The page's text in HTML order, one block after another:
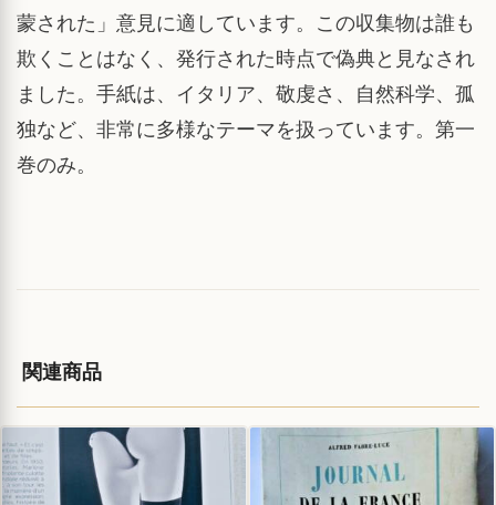
蒙された」意見に適しています。この収集物は誰も
欺くことはなく、発行された時点で偽典と見なされ
ました。手紙は、イタリア、敬虔さ、自然科学、孤
独など、非常に多様なテーマを扱っています。第一
巻のみ。
関連商品